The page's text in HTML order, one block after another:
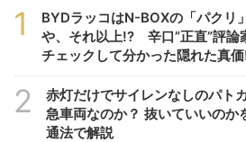
1
BYDラッコはN-BOXの「パク
や、それ以上!? 辛口”正直”評論
チェックして分かった隠れた真
2
赤灯だけでサイレンなしのパト
急車両なのか？ 抜いていいのか
通法で解説